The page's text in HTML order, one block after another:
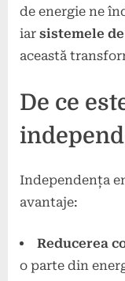
de energie ne
iar sistemele
această
De ce
Independența
avantaje:
Reducerea
o parte din